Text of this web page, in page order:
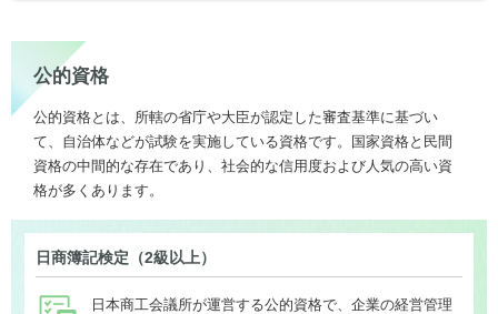
公的資格
公的資格とは、所轄の省庁や大臣が認定した審査基準に基づい
て、自治体などが試験を実施している資格です。国家資格と民間
資格の中間的な存在であり、社会的な信用度および人気の高い資
格が多くあります。
日商簿記検定（2級以上）
日本商工会議所が運営する公的資格で、企業の経営管理